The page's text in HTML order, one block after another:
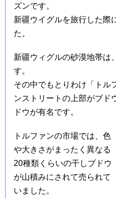
ズンです。
新疆ウイグルを旅行した際
た。
新疆ウィグルの砂漠地帯は
す。
その中でもとりわけ「トル
ンストリートの上部がブド
ドウが有名です。
トルファンの市場では、色
や大きさがまったく異なる
20種類くらいの干しブドウ
が山積みにされて売られて
いました。